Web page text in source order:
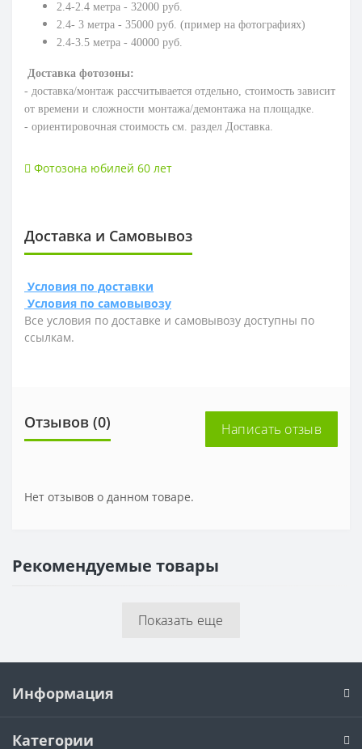
2.4-2.4 метра - 32000 руб.
2.4- 3 метра - 35000 руб. (пример на фотографиях)
2.4-3.5 метра - 40000 руб.
Доставка фотозоны:
- доставка/монтаж рассчитывается отдельно, стоимость зависит
от времени и сложности монтажа/демонтажа на площадке.
- ориентировочная стоимость см. раздел Доставка.
Фотозона юбилей 60 лет
Доставка и Самовывоз
Условия по доставки
Условия по самовывозу
Все условия по доставке и самовывозу доступны по
ссылкам.
Отзывов (0) Написать отзыв
Нет отзывов о данном товаре.
Рекомендуемые товары
Показать еще
Информация
Категории